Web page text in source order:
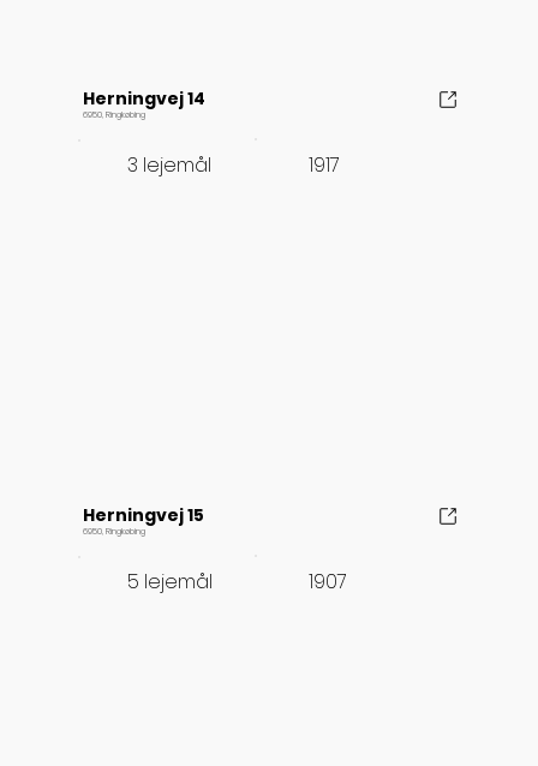
Herningvej 14
6950, Ringkøbing
3 lejemål 1917
Herningvej 15
6950, Ringkøbing
5 lejemål 1907